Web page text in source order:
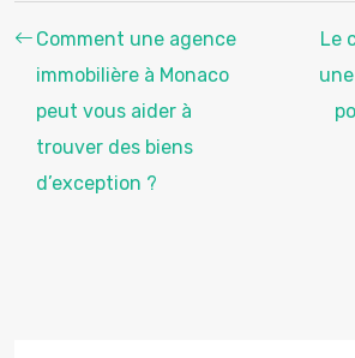
Comment une agence
immobilière à Monaco
peut vous aider à
trouver des biens
d’exception ?
Le